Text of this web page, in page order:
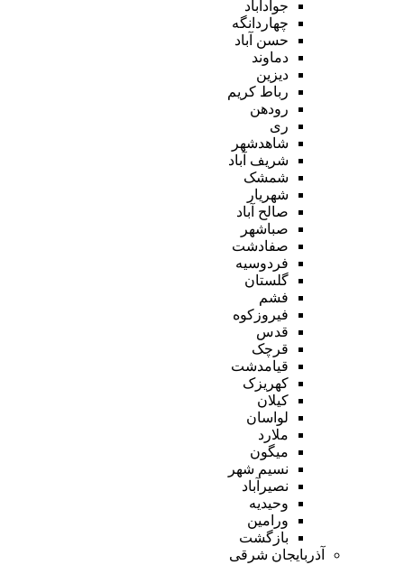
جوادآباد
چهاردانگه
حسن آباد
دماوند
دیزین
رباط کریم
رودهن
ری
شاهدشهر
شریف آباد
شمشک
شهریار
صالح آباد
صباشهر
صفادشت
فردوسیه
گلستان
فشم
فیروزکوه
قدس
قرچک
قیامدشت
کهریزک
کیلان
لواسان
ملارد
میگون
نسیم شهر
نصیرآباد
وحیدیه
ورامین
بازگشت
آذربایجان شرقی